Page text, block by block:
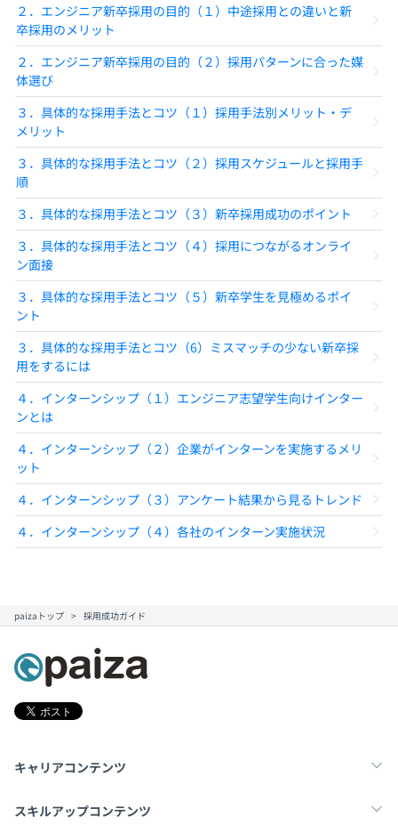
２．エンジニア新卒採用の目的（１）中途採用との違いと新
卒採用のメリット
２．エンジニア新卒採用の目的（２）採用パターンに合った媒
体選び
３．具体的な採用手法とコツ（１）採用手法別メリット・デ
メリット
３．具体的な採用手法とコツ（２）採用スケジュールと採用手
順
３．具体的な採用手法とコツ（３）新卒採用成功のポイント
３．具体的な採用手法とコツ（４）採用につながるオンライ
ン面接
３．具体的な採用手法とコツ（５）新卒学生を見極めるポイ
ント
３．具体的な採用手法とコツ（6）ミスマッチの少ない新卒採
用をするには
４．インターンシップ（１）エンジニア志望学生向けインター
ンとは
４．インターンシップ（２）企業がインターンを実施するメリ
ット
４．インターンシップ（３）アンケート結果から見るトレンド
４．インターンシップ（４）各社のインターン実施状況
paizaトップ 採用成功ガイド
キャリアコンテンツ
転職・キャリア
スキルアップコンテンツ